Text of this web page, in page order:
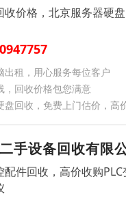
收价格，北京服务器硬
出租，用心服务每位客户
，回收价格包您满意
盘回收，免费上门估价，高
手设备回收有限
配件回收，高价收购